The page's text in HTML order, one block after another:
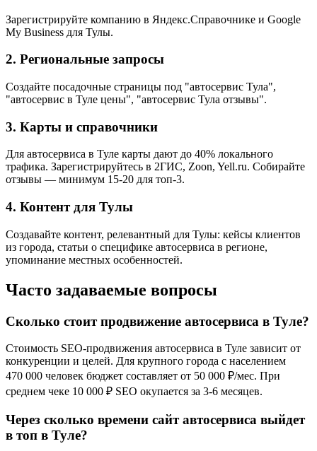
Зарегистрируйте компанию в Яндекс.Справочнике и Google
My Business для Тулы.
2. Региональные запросы
Создайте посадочные страницы под "автосервис Тула",
"автосервис в Туле цены", "автосервис Тула отзывы".
3. Карты и справочники
Для автосервиса в Туле карты дают до 40% локального
трафика. Зарегистрируйтесь в 2ГИС, Zoon, Yell.ru. Собирайте
отзывы — минимум 15-20 для топ-3.
4. Контент для Тулы
Создавайте контент, релевантный для Тулы: кейсы клиентов
из города, статьи о специфике автосервиса в регионе,
упоминание местных особенностей.
Часто задаваемые вопросы
Сколько стоит продвижение автосервиса в Туле?
Стоимость SEO-продвижения автосервиса в Туле зависит от
конкуренции и целей. Для крупного города с населением
470 000 человек бюджет составляет от 50 000 ₽/мес. При
среднем чеке 10 000 ₽ SEO окупается за 3-6 месяцев.
Через сколько времени сайт автосервиса выйдет
в топ в Туле?